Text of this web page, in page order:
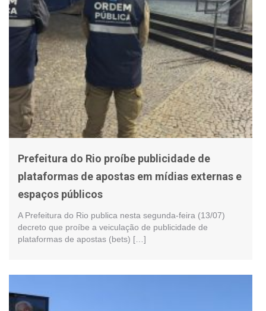
Prefeitura do Rio proíbe publicidade de
plataformas de apostas em mídias externas e
espaços públicos
A Prefeitura do Rio publica nesta segunda-feira (13/07)
decreto que proíbe a veiculação de publicidade de
plataformas de apostas (bets) […]